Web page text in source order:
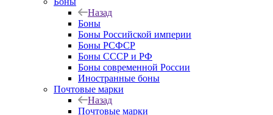
Назад
Боны
Боны Российской империи
Боны РСФСР
Боны СССР и РФ
Боны современной России
Иностранные боны
Почтовые марки
Назад
Почтовые марки